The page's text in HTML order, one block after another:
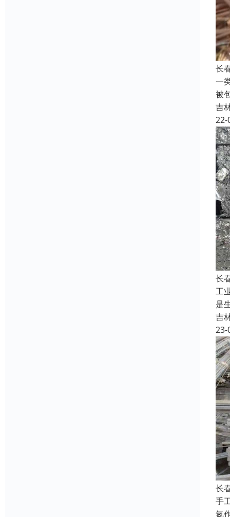
长
一
被
吉
22-
长
工
是
吉
23-
长
手
氮